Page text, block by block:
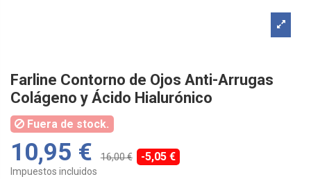
Farline Contorno de Ojos Anti-Arrugas
Colágeno y Ácido Hialurónico
Fuera de stock.
10,95 € 16,00 € -5,05 €
Impuestos incluidos